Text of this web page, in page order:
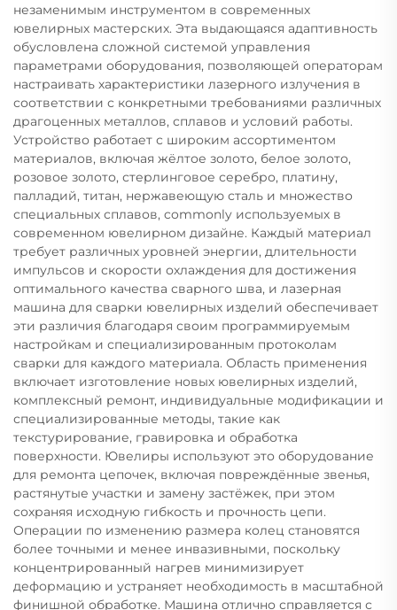
незаменимым инструментом в современных
ювелирных мастерских. Эта выдающаяся адаптивность
обусловлена сложной системой управления
параметрами оборудования, позволяющей операторам
настраивать характеристики лазерного излучения в
соответствии с конкретными требованиями различных
драгоценных металлов, сплавов и условий работы.
Устройство работает с широким ассортиментом
материалов, включая жёлтое золото, белое золото,
розовое золото, стерлинговое серебро, платину,
палладий, титан, нержавеющую сталь и множество
специальных сплавов, commonly используемых в
современном ювелирном дизайне. Каждый материал
требует различных уровней энергии, длительности
импульсов и скорости охлаждения для достижения
оптимального качества сварного шва, и лазерная
машина для сварки ювелирных изделий обеспечивает
эти различия благодаря своим программируемым
настройкам и специализированным протоколам
сварки для каждого материала. Область применения
включает изготовление новых ювелирных изделий,
комплексный ремонт, индивидуальные модификации и
специализированные методы, такие как
текстурирование, гравировка и обработка
поверхности. Ювелиры используют это оборудование
для ремонта цепочек, включая повреждённые звенья,
растянутые участки и замену застёжек, при этом
сохраняя исходную гибкость и прочность цепи.
Операции по изменению размера колец становятся
более точными и менее инвазивными, поскольку
концентрированный нагрев минимизирует
деформацию и устраняет необходимость в масштабной
финишной обработке. Машина отлично справляется с